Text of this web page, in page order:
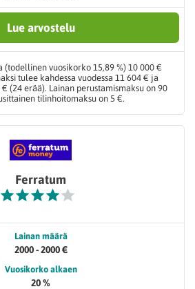
Lue arvostelu
(todellinen vuosikorko 15,89 %) 10 000 €
tulee kahdessa vuodessa 11 604 € ja
(24 erää). Lainan perustamismaksu on 90
tilinhoitomaksu on 5 €.
Ferratum
Lainan määrä
2000 - 2000 €
Vuosikorko alkaen
20 %